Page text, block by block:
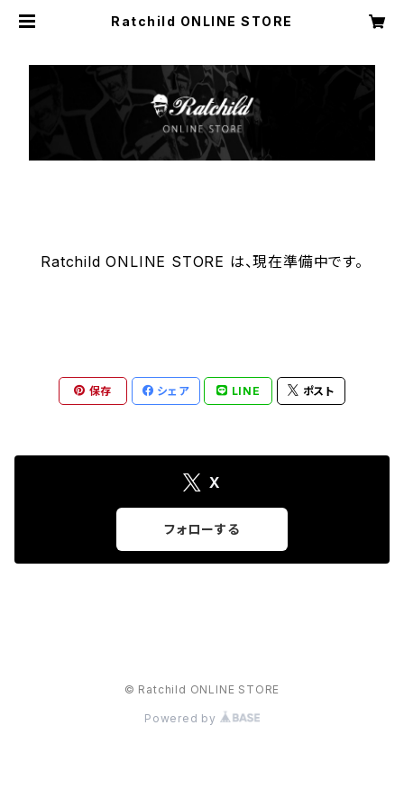
Ratchild ONLINE STORE
Ratchild ONLINE STORE は、現在準備中です。
保存 シェア LINE ポスト
X
フォローする
© Ratchild ONLINE STORE
Powered by